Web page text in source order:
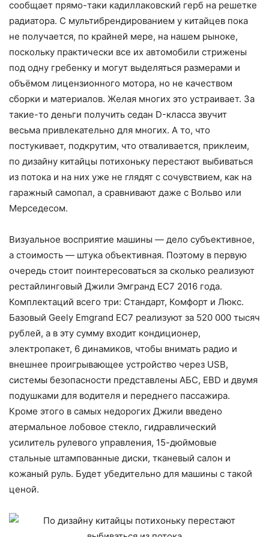
сообщает прямо-таки кадиллаковский герб на решетке
радиатора. С мультибрендированием у китайцев пока
не получается, по крайней мере, на нашем рыноке,
поскольку практически все их автомобили стрижены
под одну гребенку и могут выделяться размерами и
объёмом лицензионного мотора, но не качеством
сборки и материалов. Желая многих это устраивает. За
такие-то деньги получить седан D-класса звучит
весьма привлекательно для многих. А то, что
постукивает, подкрутим, что отваливается, приклеим,
по дизайну китайцы потихоньку перестают выбиваться
из потока и на них уже не глядят с сочувствием, как на
гаражный самопал, а сравнивают даже с Вольво или
Мерседесом.
Визуальное восприятие машины — дело субъективное,
а стоимость — штука объективная. Поэтому в первую
очередь стоит поинтересоваться за сколько реализуют
рестайлинговый Джили Эмгранд ЕС7 2016 года.
Комплектаций всего три: Стандарт, Комфорт и Люкс.
Базовый Geely Emgrand EC7 реализуют за 520 000 тысяч
рублей, а в эту сумму входит кондиционер,
электропакет, 6 динамиков, чтобы внимать радио и
внешнее проигрывающее устройство через USB,
системы безопасности представлены АБС, EBD и двумя
подушками для водителя и переднего пассажира.
Кроме этого в самых недорогих Джили введено
атермальное лобовое стекло, гидравлический
усилитель рулевого управления, 15-дюймовые
стальные штампованные диски, тканевый салон и
кожаный руль. Будет убедительно для машины с такой
ценой.